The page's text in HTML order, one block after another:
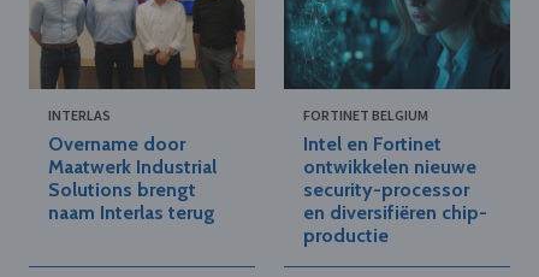
INTERLAS
Overname door
Maatwerk Industrial
Solutions brengt
naam Interlas terug
FORTINET BELGIUM
Intel en Fortinet
ontwikkelen nieuwe
security-processor
en diversifiëren chip-
productie